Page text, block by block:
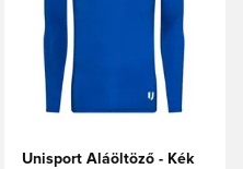
Unisport Aláöltöző - Kék